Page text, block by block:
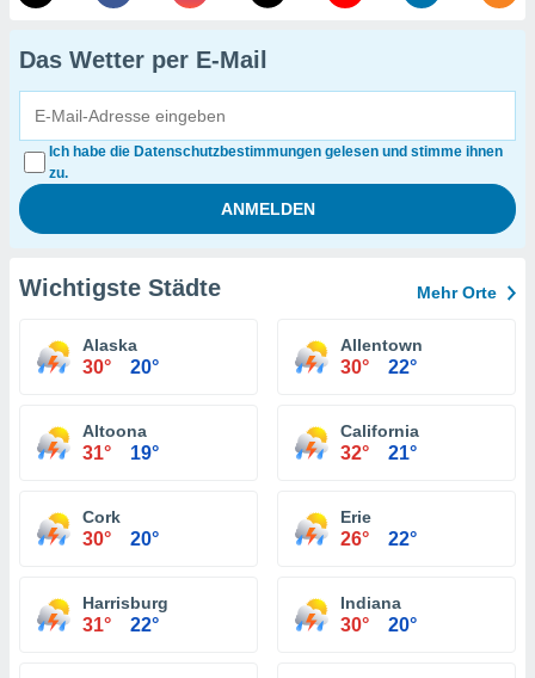
Das Wetter per E-Mail
Ich habe die Datenschutzbestimmungen gelesen und stimme ihnen
zu.
Wichtigste Städte Mehr Orte
Alaska
30° 20°
Allentown
30° 22°
Altoona
31° 19°
California
32° 21°
Cork
30° 20°
Erie
26° 22°
Harrisburg
31° 22°
Indiana
30° 20°